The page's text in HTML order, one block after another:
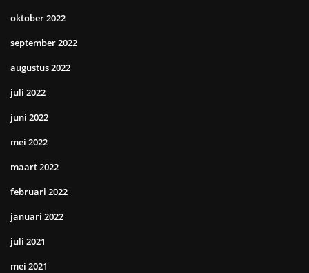
oktober 2022
september 2022
augustus 2022
juli 2022
juni 2022
mei 2022
maart 2022
februari 2022
januari 2022
juli 2021
mei 2021